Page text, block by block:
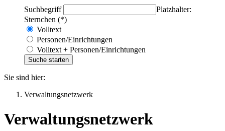
Suchbegriff
Platzhalter:
Sternchen (*)
Volltext
Personen/Einrichtungen
Volltext + Personen/Einrichtungen
Sie sind hier:
Verwaltungsnetzwerk
Verwaltungsnetzwerk